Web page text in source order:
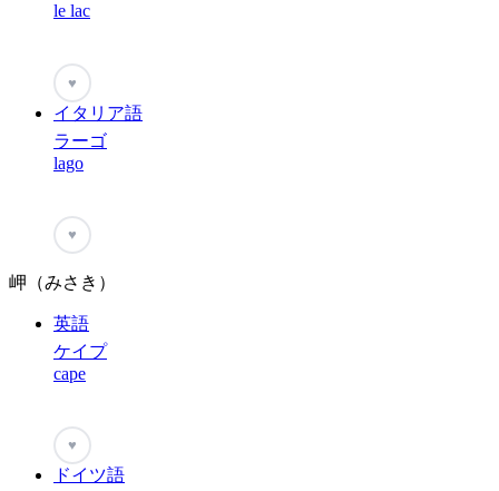
le lac
♥
イタリア語
ラーゴ
lago
♥
岬（みさき）
英語
ケイプ
cape
♥
ドイツ語